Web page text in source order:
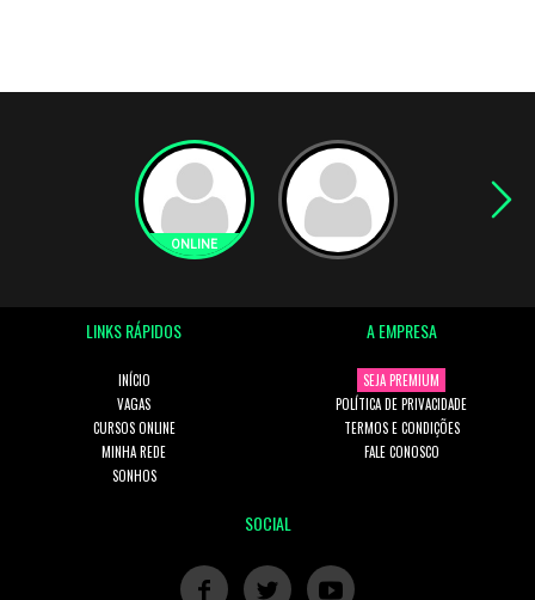
LINKS RÁPIDOS
INÍCIO
VAGAS
CURSOS ONLINE
MINHA REDE
SONHOS
A EMPRESA
SEJA PREMIUM
POLÍTICA DE PRIVACIDADE
TERMOS E CONDIÇÕES
FALE CONOSCO
SOCIAL